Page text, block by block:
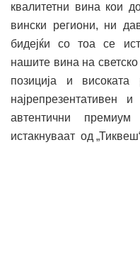
квалитетни вина кои
вински региони, ни
бидејќи со тоа се
нашите вина на
позиција и високата
најрепрезентативен
автентични
истакнуваат од